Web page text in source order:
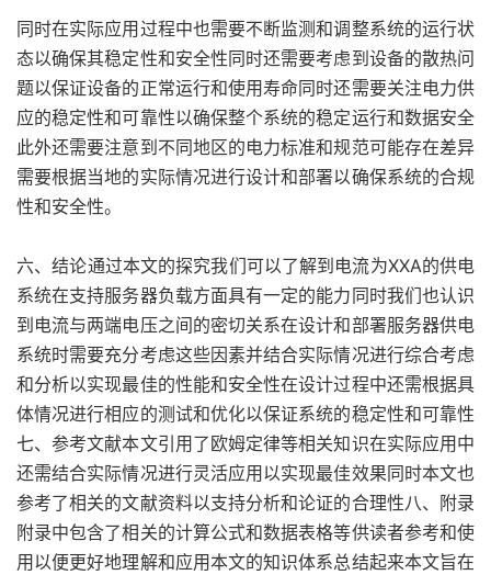
同时在实际应用过程中也需要不断监测和调整系统的运行状
态以确保其稳定性和安全性同时还需要考虑到设备的散热问
题以保证设备的正常运行和使用寿命同时还需要关注电力供
应的稳定性和可靠性以确保整个系统的稳定运行和数据安全
此外还需要注意到不同地区的电力标准和规范可能存在差异
需要根据当地的实际情况进行设计和部署以确保系统的合规
性和安全性。
六、结论通过本文的探究我们可以了解到电流为XXA的供电
系统在支持服务器负载方面具有一定的能力同时我们也认识
到电流与两端电压之间的密切关系在设计和部署服务器供电
系统时需要充分考虑这些因素并结合实际情况进行综合考虑
和分析以实现最佳的性能和安全性在设计过程中还需根据具
体情况进行相应的测试和优化以保证系统的稳定性和可靠性
七、参考文献本文引用了欧姆定律等相关知识在实际应用中
还需结合实际情况进行灵活应用以实现最佳效果同时本文也
参考了相关的文献资料以支持分析和论证的合理性八、附录
附录中包含了相关的计算公式和数据表格等供读者参考和使
用以便更好地理解和应用本文的知识体系总结起来本文旨在